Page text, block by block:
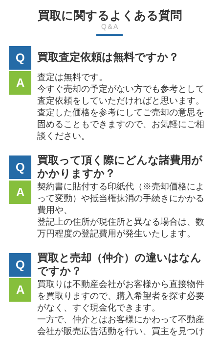
買取に関するよくある質問
Q＆A
Q 買取査定依頼は無料ですか？
A
査定は無料です。
今すぐ売却の予定がない方でも参考として
査定依頼をしていただければと思います。
査定した価格を参考にしてご売却の意思を
固めることもできますので、お気軽にご相
談ください。
Q
買取って頂く際にどんな諸費用が
かかりますか？
A
契約書に貼付する印紙代（※売却価格によ
って変動）や抵当権抹消の手続きにかかる
費用や、
登記上の住所が現住所と異なる場合は、数
万円程度の登記費用が発生いたします。
Q
買取と売却（仲介）の違いはなん
ですか？
A
買取りは不動産会社がお客様から直接物件
を買取りますので、購入希望者を探す必要
がなく、すぐ現金化できます。
一方で、仲介とはお客様にかわって不動産
会社が販売広告活動を行い、買主を見つけ